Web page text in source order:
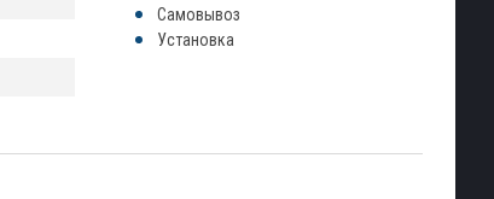
Самовывоз
Установка